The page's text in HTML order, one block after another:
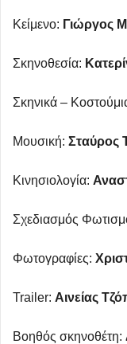
Κείμενο: Γιώργος
Σκηνοθεσία:
Σκηνικά –
Μουσική: Σταύρος
Κινησιολογία:
Σχεδιασμός
Φωτογραφίες:
Trailer: Αινείας
Βοηθός σκηνοθέτη: